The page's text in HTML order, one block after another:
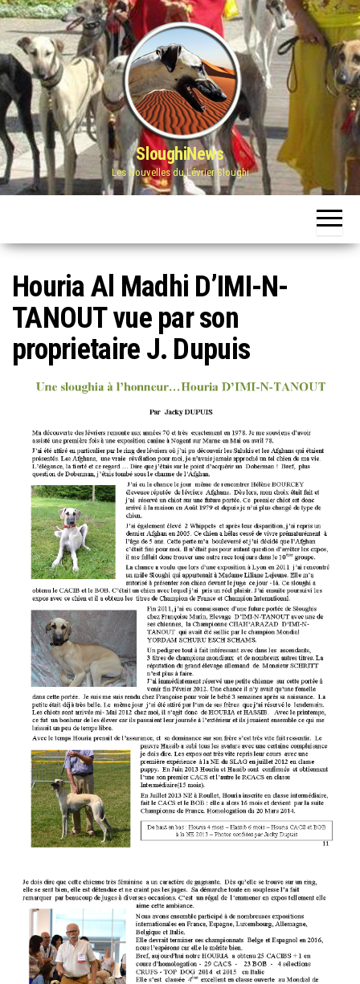
Skip
to
the
content
SloughiNews
Les Nouvelles du Lévrier Sloughi
Houria Al Madhi D’IMI-N-
TANOUT vue par son
proprietaire J. Dupuis